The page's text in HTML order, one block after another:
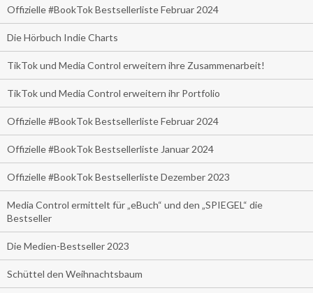
Offizielle #BookTok Bestsellerliste Februar 2024
Die Hörbuch Indie Charts
TikTok und Media Control erweitern ihre Zusammenarbeit!
TikTok und Media Control erweitern ihr Portfolio
Offizielle #BookTok Bestsellerliste Februar 2024
Offizielle #BookTok Bestsellerliste Januar 2024
Offizielle #BookTok Bestsellerliste Dezember 2023
Media Control ermittelt für „eBuch“ und den „SPIEGEL“ die
Bestseller
Die Medien-Bestseller 2023
Schüttel den Weihnachtsbaum